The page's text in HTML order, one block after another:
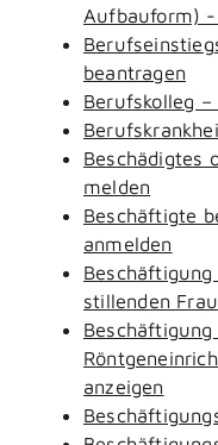
Aufbauform)
beantragen
Berufskolleg
Beschädigtes
melden
Beschäftigte
anmelden
stillenden
anzeigen